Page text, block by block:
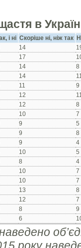
в
і ні Скоріше ні, ніж так
14
17
14
8
14
11
9
12
12
8
10
7
9
5
9
8
9
4
10
5
8
4
10
7
10
7
13
8
12
7
8
9
6